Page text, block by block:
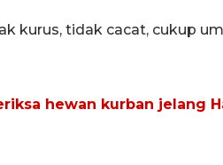
kurus, tidak cacat, cukup
hewan kurban jelang